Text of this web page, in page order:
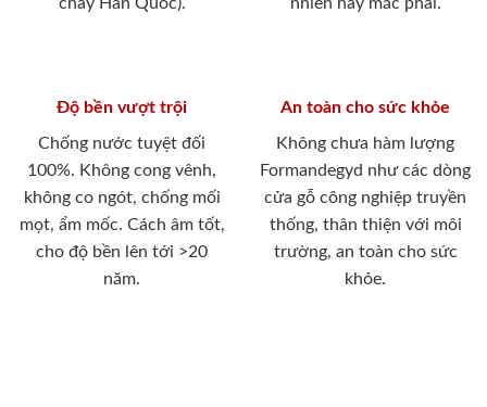
Độ bền vượt trội
Chống nước tuyệt đối
100%. Không cong vênh,
không co ngót, chống mối
mọt, ẩm mốc. Cách âm tốt,
cho độ bền lên tới >20
năm.
An toàn cho sức khỏe
Không chưa hàm lượng
Formandegyd như các dòng
cửa gỗ công nghiệp truyền
thống, thân thiện với môi
trường, an toàn cho sức
khỏe.